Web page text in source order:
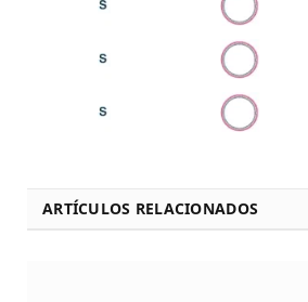
ARTÍCULOS RELACIONADOS